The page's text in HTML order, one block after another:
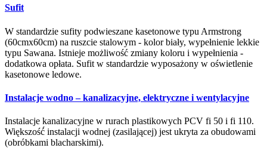
Sufit
W standardzie sufity podwieszane kasetonowe typu Armstrong
(60cmx60cm) na ruszcie stalowym - kolor biały, wypełnienie lekkie
typu Sawana. Istnieje możliwość zmiany koloru i wypełnienia -
dodatkowa opłata. Sufit w standardzie wyposażony w oświetlenie
kasetonowe ledowe.
Instalacje wodno – kanalizacyjne, elektryczne i wentylacyjne
Instalacje kanalizacyjne w rurach plastikowych PCV fi 50 i fi 110.
Większość́ instalacji wodnej (zasilającej) jest ukryta za obudowami
(obróbkami blacharskimi).